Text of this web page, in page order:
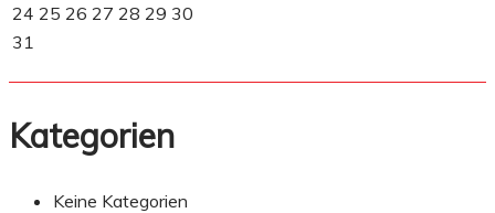
24 25 26 27 28 29 30
31
Kategorien
Keine Kategorien